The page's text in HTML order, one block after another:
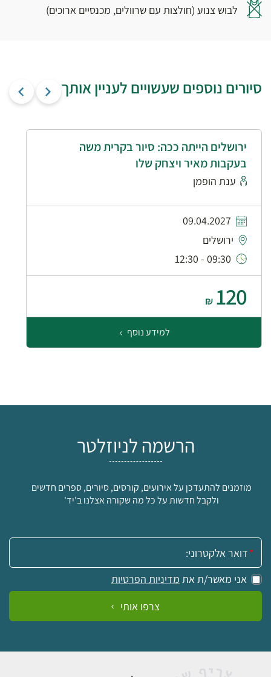
לבוש צנוע (חולצות עם שרוולים, מכנסיים ארוכים)
סיורים נוספים שעשויים לעניין אותך
ירושלים הייתה ככה: סיור בקרית משה
בעקבות מאיר ויצחק שלו
ענת הופמן
09.04.2027
ירושלים
09:30 - 12:30
120
₪
למידע נוסף
הרשמה לניוזלטר
מוזמנים להתעדכן על אירועים, קורסים, סיורים, ספרים חדשים
ולקבל חדשות על כל מה שקורה אצלנו ב'יד'
אימייל:
אני מאשר/ת את מדיניות הפרטיות
צרפו אותי